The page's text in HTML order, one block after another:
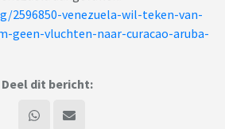
2596850-venezuela-wil-teken-van-
geen-vluchten-naar-curacao-aruba-
Deel dit bericht: